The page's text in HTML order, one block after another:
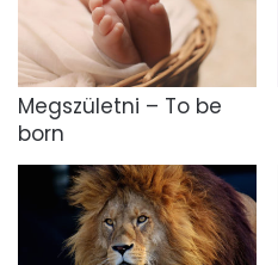
Megszületni – To be
born